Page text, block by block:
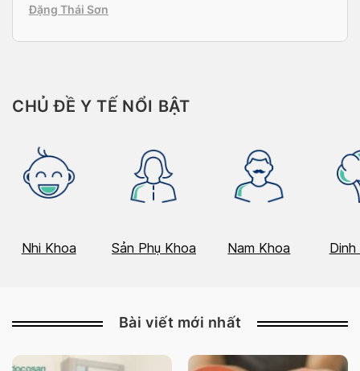
rõ hơn về căn bệnh này, từ nguyên nhân, triệu chứng
đến cách phòng ngừa […]
Đặng Thái Sơn
CHỦ ĐỀ Y TẾ NỔI BẬT
Nhi Khoa Sản Phụ Khoa Nam Khoa Dinh
Bài viết mới nhất